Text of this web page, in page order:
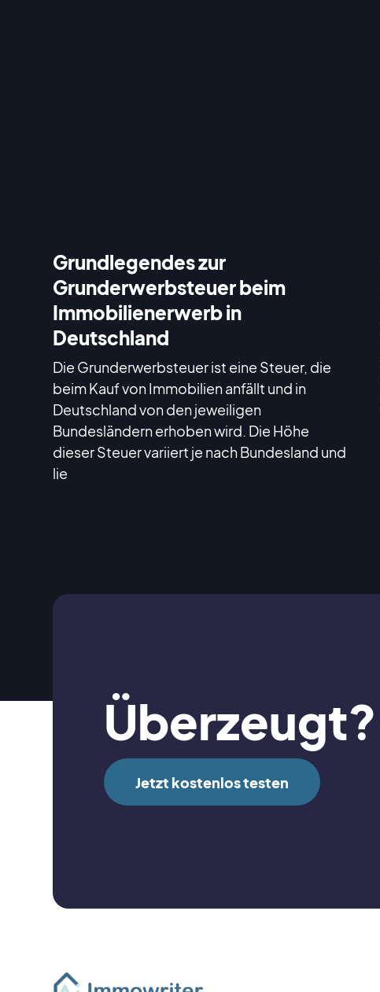
Grundlegendes zur
Grunderwerbsteuer beim
Immobilienerwerb in
Deutschland
Die Grunderwerbsteuer ist eine Steuer, die
beim Kauf von Immobilien anfällt und in
Deutschland von den jeweiligen
Bundesländern erhoben wird. Die Höhe
dieser Steuer variiert je nach Bundesland und
lie
Überzeugt?
Jetzt kostenlos testen